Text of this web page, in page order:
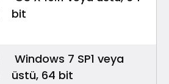
bit
Windows 7 SP1 veya
üstü, 64 bit